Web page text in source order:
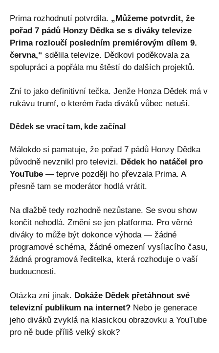
Prima rozhodnutí potvrdila. „Můžeme potvrdit, že
pořad 7 pádů Honzy Dědka se s diváky televize
Prima rozloučí posledním premiérovým dílem 9.
června,“ sdělila televize. Dědkovi poděkovala za
spolupráci a popřála mu štěstí do dalších projektů.
Zní to jako definitivní tečka. Jenže Honza Dědek má v
rukávu trumf, o kterém řada diváků vůbec netuší.
Dědek se vrací tam, kde začínal
Málokdo si pamatuje, že pořad 7 pádů Honzy Dědka
původně nevznikl pro televizi. Dědek ho natáčel pro
YouTube — teprve později ho převzala Prima. A
přesně tam se moderátor hodlá vrátit.
Na dlažbě tedy rozhodně nezůstane. Se svou show
končit nehodlá. Změní se jen platforma. Pro věrné
diváky to může být dokonce výhoda — žádné
programové schéma, žádné omezení vysílacího času,
žádná programová ředitelka, která rozhoduje o vaší
budoucnosti.
Otázka zní jinak. Dokáže Dědek přetáhnout své
televizní publikum na internet? Nebo je generace
jeho diváků zvyklá na klasickou obrazovku a YouTube
pro ně bude příliš velký skok?